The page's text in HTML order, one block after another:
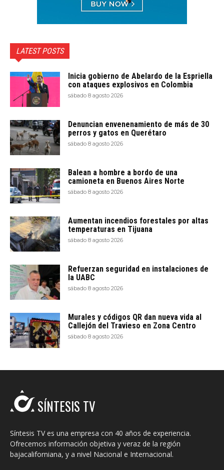
LATEST POSTS
Inicia gobierno de Abelardo de la Espriella
con ataques explosivos en Colombia
sábado 8 agosto 2026
Denuncian envenenamiento de más de 30
perros y gatos en Querétaro
sábado 8 agosto 2026
Balean a hombre a bordo de una
camioneta en Buenos Aires Norte
sábado 8 agosto 2026
Aumentan incendios forestales por altas
temperaturas en Tijuana
sábado 8 agosto 2026
Refuerzan seguridad en instalaciones de
la UABC
sábado 8 agosto 2026
Murales y códigos QR dan nueva vida al
Callejón del Travieso en Zona Centro
sábado 8 agosto 2026
SÍNTESIS TV
Síntesis TV es una empresa con 40 años de experiencia.
Ofrecemos información objetiva y veraz de la región
bajacaliforniana, y a nivel Nacional e Internacional.